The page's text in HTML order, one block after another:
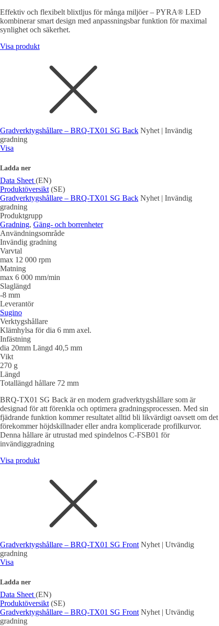
Effektiv och flexibelt blixtljus för många miljöer – PYRA® LED
kombinerar smart design med anpassningsbar funktion för maximal
synlighet och säkerhet.
Visa produkt
Gradverktygshållare – BRQ-TX01 SG Back Nyhet | Invändig
gradning
Visa
Ladda ner
Data Sheet (EN)
Produktöversikt (SE)
Gradverktygshållare – BRQ-TX01 SG Back Nyhet | Invändig
gradning
Produktgrupp
Gradning, Gäng- och borrenheter
Användningsområde
Invändig gradning
Varvtal
max 12 000 rpm
Matning
max 6 000 mm/min
Slaglängd
-8 mm
Leverantör
Sugino
Verktygshållare
Klämhylsa för dia 6 mm axel.
Infästning
dia 20mm Längd 40,5 mm
Vikt
270 g
Längd
Totallängd hållare 72 mm
BRQ-TX01 SG Back är en modern gradverktygshållare som är
designad för att förenkla och optimera gradningsprocessen. Med sin
fjädrande funktion kommer resultatet alltid bli likvärdigt oavsett om det
förekommer höjdskillnader eller andra komplicerade profilkurvor.
Denna hållare är utrustad med spindelnos C-FSB01 för
invändiggradning
Visa produkt
Gradverktygshållare – BRQ-TX01 SG Front Nyhet | Utvändig
gradning
Visa
Ladda ner
Data Sheet (EN)
Produktöversikt (SE)
Gradverktygshållare – BRQ-TX01 SG Front Nyhet | Utvändig
gradning